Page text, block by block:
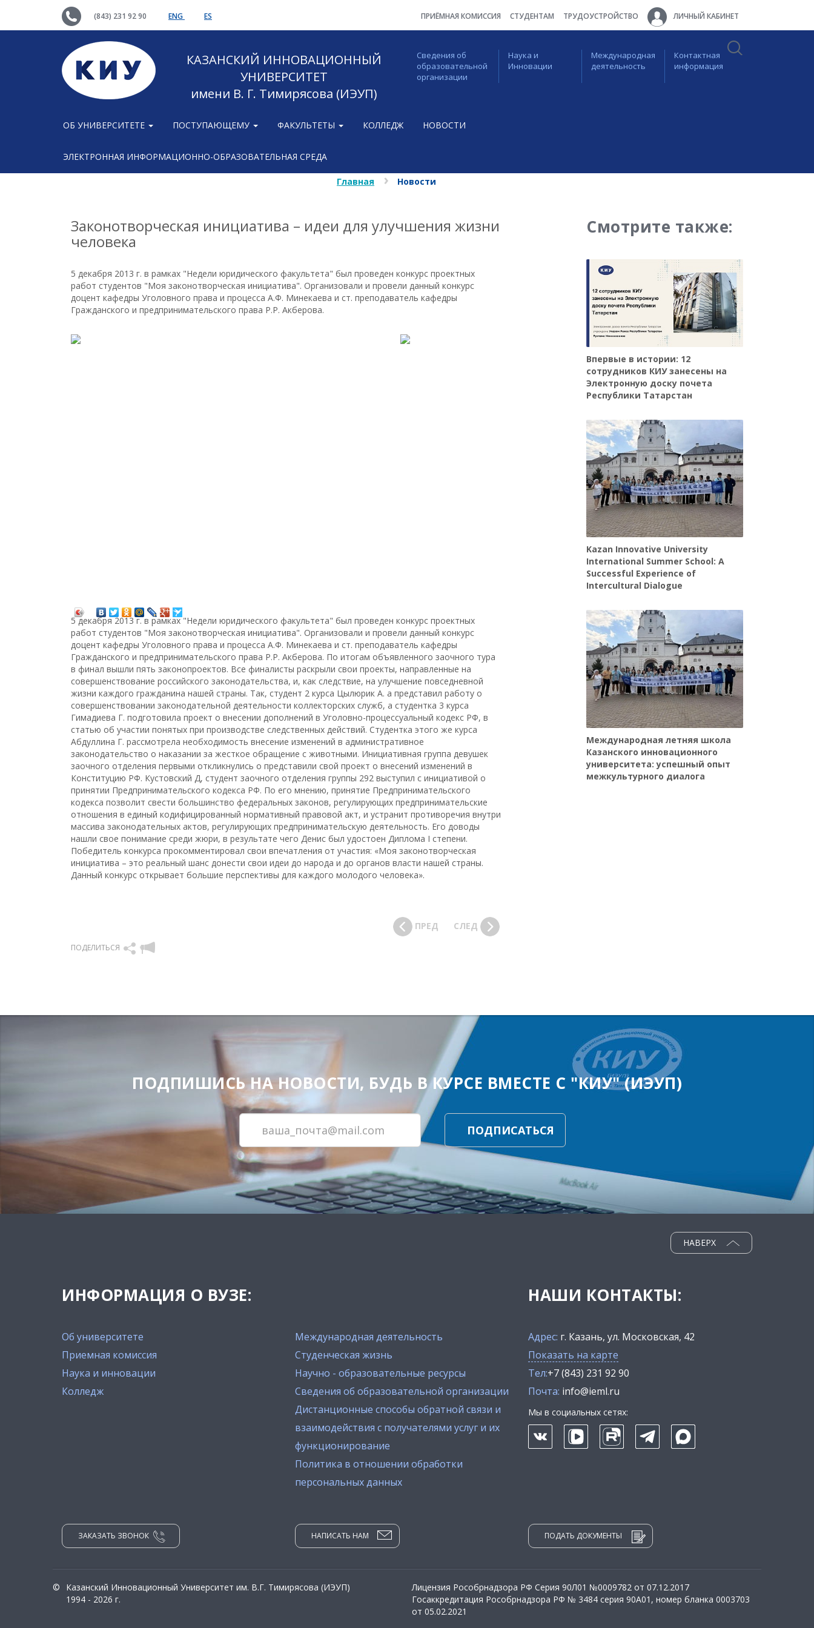
(843) 231 92 90 ENG ES ПРИЁМНАЯ КОМИССИЯ СТУДЕНТАМ ТРУДОУСТРОЙСТВО ЛИЧНЫЙ КАБИНЕТ
КАЗАНСКИЙ ИННОВАЦИОННЫЙ
УНИВЕРСИТЕТ
имени В. Г. Тимирясова (ИЭУП)
Сведения об
образовательной
организации
Наука и
Инновации
Международная
деятельность
Контактная
информация
ОБ УНИВЕРСИТЕТЕ ПОСТУПАЮЩЕМУ ФАКУЛЬТЕТЫ КОЛЛЕДЖ НОВОСТИ
ЭЛЕКТРОННАЯ ИНФОРМАЦИОННО-ОБРАЗОВАТЕЛЬНАЯ СРЕДА
Главная Новости
Законотворческая инициатива – идеи для улучшения жизни
человека
5 декабря 2013 г. в рамках "Недели юридического факультета" был проведен конкурс проектных
работ студентов "Моя законотворческая инициатива". Организовали и провели данный конкурс
доцент кафедры Уголовного права и процесса А.Ф. Минекаева и ст. преподаватель кафедры
Гражданского и предпринимательского права Р.Р. Акберова.
5 декабря 2013 г. в рамках "Недели юридического факультета" был проведен конкурс проектных
работ студентов "Моя законотворческая инициатива". Организовали и провели данный конкурс
доцент кафедры Уголовного права и процесса А.Ф. Минекаева и ст. преподаватель кафедры
Гражданского и предпринимательского права Р.Р. Акберова. По итогам объявленного заочного тура
в финал вышли пять законопроектов. Все финалисты раскрыли свои проекты, направленные на
совершенствование российского законодательства, и, как следствие, на улучшение повседневной
жизни каждого гражданина нашей страны. Так, студент 2 курса Цылюрик А. а представил работу о
совершенствовании законодательной деятельности коллекторских служб, а студентка 3 курса
Гимадиева Г. подготовила проект о внесении дополнений в Уголовно-процессуальный кодекс РФ, в
статью об участии понятых при производстве следственных действий. Студентка этого же курса
Абдуллина Г. рассмотрела необходимость внесение изменений в административное
законодательство о наказании за жесткое обращение с животными. Инициативная группа девушек
заочного отделения первыми откликнулись о представили свой проект о внесений изменений в
Конституцию РФ. Кустовский Д, студент заочного отделения группы 292 выступил с инициативой о
принятии Предпринимательского кодекса РФ. По его мнению, принятие Предпринимательского
кодекса позволит свести большинство федеральных законов, регулирующих предпринимательские
отношения в единый кодифицированный нормативный правовой акт, и устранит противоречия внутри
массива законодательных актов, регулирующих предпринимательскую деятельность. Его доводы
нашли свое понимание среди жюри, в результате чего Денис был удостоен Диплома I степени.
Победитель конкурса прокомментировал свои впечатления от участия: «Моя законотворческая
инициатива – это реальный шанс донести свои идеи до народа и до органов власти нашей страны.
Данный конкурс открывает большие перспективы для каждого молодого человека».
ПОДЕЛИТЬСЯ
ПРЕД СЛЕД
Смотрите также:
Впервые в истории: 12
сотрудников КИУ занесены на
Электронную доску почета
Республики Татарстан
Kazan Innovative University
International Summer School: A
Successful Experience of
Intercultural Dialogue
Международная летняя школа
Казанского инновационного
университета: успешный опыт
межкультурного диалога
ПОДПИШИСЬ НА НОВОСТИ, БУДЬ В КУРСЕ ВМЕСТЕ С "КИУ" (ИЭУП)
ПОДПИСАТЬСЯ
ИНФОРМАЦИЯ О ВУЗЕ:
Об университете
Приемная комиссия
Наука и инновации
Колледж
Международная деятельность
Студенческая жизнь
Научно - образовательные ресурсы
Сведения об образовательной организации
Дистанционные способы обратной связи и
взаимодействия с получателями услуг и их
функционирование
Политика в отношении обработки
персональных данных
НАВЕРХ
НАШИ КОНТАКТЫ:
Адрес: г. Казань, ул. Московская, 42
Показать на карте
Тел:+7 (843) 231 92 90
Почта: info@ieml.ru
Мы в социальных сетях:
ЗАКАЗАТЬ ЗВОНОК НАПИСАТЬ НАМ ПОДАТЬ ДОКУМЕНТЫ
©
Казанский Инновационный Университет им. В.Г. Тимирясова (ИЭУП)
1994 - 2026 г.
Лицензия Рособрнадзора РФ Серия 90Л01 №0009782 от 07.12.2017
Госаккредитация Рособрнадзора РФ № 3484 серия 90А01, номер бланка 0003703
от 05.02.2021